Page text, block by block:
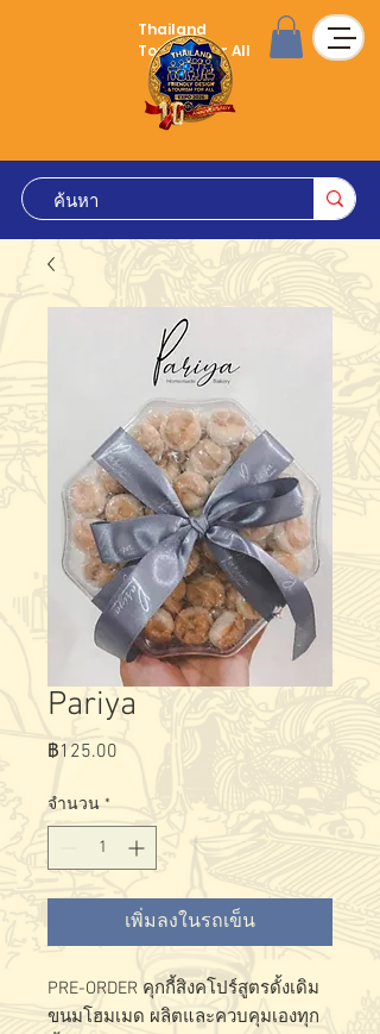
Thailand
Tourism for All
Pariya
฿125.00
จำนวน *
เพิ่มลงในรถเข็น
PRE-ORDER คุกกี้สิงคโปร์สูตรดั้งเดิม
ขนมโฮมเมด ผลิตและควบคุมเองทุก